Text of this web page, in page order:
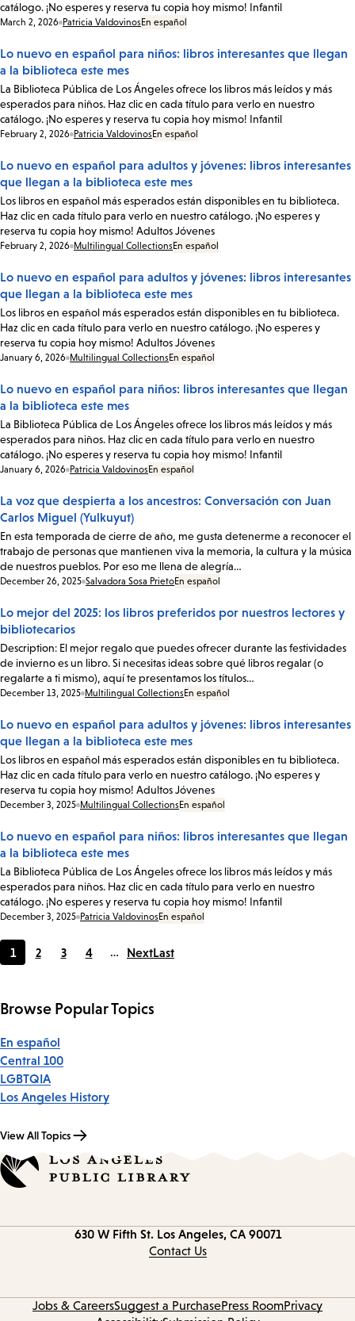
catálogo. ¡No esperes y reserva tu copia hoy mismo! Infantil
Date:
March 2, 2026 Patricia Valdovinos En español
Lo nuevo en español para niños: libros interesantes que llegan
a la biblioteca este mes
La Biblioteca Pública de Los Ángeles ofrece los libros más leídos y más
esperados para niños. Haz clic en cada título para verlo en nuestro
catálogo. ¡No esperes y reserva tu copia hoy mismo! Infantil
Date:
February 2, 2026 Patricia Valdovinos En español
Lo nuevo en español para adultos y jóvenes: libros interesantes
que llegan a la biblioteca este mes
Los libros en español más esperados están disponibles en tu biblioteca.
Haz clic en cada título para verlo en nuestro catálogo. ¡No esperes y
reserva tu copia hoy mismo! Adultos Jóvenes
Date:
February 2, 2026 Multilingual Collections En español
Lo nuevo en español para adultos y jóvenes: libros interesantes
que llegan a la biblioteca este mes
Los libros en español más esperados están disponibles en tu biblioteca.
Haz clic en cada título para verlo en nuestro catálogo. ¡No esperes y
reserva tu copia hoy mismo! Adultos Jóvenes
Date:
January 6, 2026 Multilingual Collections En español
Lo nuevo en español para niños: libros interesantes que llegan
a la biblioteca este mes
La Biblioteca Pública de Los Ángeles ofrece los libros más leídos y más
esperados para niños. Haz clic en cada título para verlo en nuestro
catálogo. ¡No esperes y reserva tu copia hoy mismo! Infantil
Date:
January 6, 2026 Patricia Valdovinos En español
La voz que despierta a los ancestros: Conversación con Juan
Carlos Miguel (Yulkuyut)
En esta temporada de cierre de año, me gusta detenerme a reconocer el
trabajo de personas que mantienen viva la memoria, la cultura y la música
de nuestros pueblos. Por eso me llena de alegría…
Date:
December 26, 2025 Salvadora Sosa PrietoEn español
Lo mejor del 2025: los libros preferidos por nuestros lectores y
bibliotecarios
Description: El mejor regalo que puedes ofrecer durante las festividades
de invierno es un libro. Si necesitas ideas sobre qué libros regalar (o
regalarte a ti mismo), aquí te presentamos los títulos…
Date:
December 13, 2025 Multilingual Collections En español
Lo nuevo en español para adultos y jóvenes: libros interesantes
que llegan a la biblioteca este mes
Los libros en español más esperados están disponibles en tu biblioteca.
Haz clic en cada título para verlo en nuestro catálogo. ¡No esperes y
reserva tu copia hoy mismo! Adultos Jóvenes
Date:
December 3, 2025 Multilingual Collections En español
Lo nuevo en español para niños: libros interesantes que llegan
a la biblioteca este mes
La Biblioteca Pública de Los Ángeles ofrece los libros más leídos y más
esperados para niños. Haz clic en cada título para verlo en nuestro
catálogo. ¡No esperes y reserva tu copia hoy mismo! Infantil
Date:
December 3, 2025 Patricia Valdovinos En español
Current
1
Page
2
Page
3
Page
4 … NextLast
Browse Popular Topics
En español
Central 100
LGBTQIA
Los Angeles History
View All Topics
630 W Fifth St. Los Angeles, CA 90071
Contact Us
Jobs & CareersSuggest a PurchasePress RoomPrivacy